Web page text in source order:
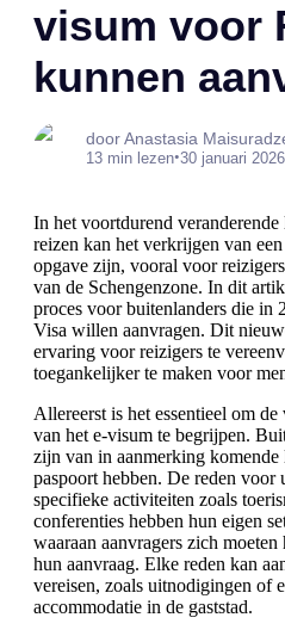
visum voor
kunnen
door Anastasia
13 min lezen•30 januari 2026
In het voortdurend
reizen kan het verkrijgen van
opgave zijn, vooral voor
van de Schengenzone. In dit
proces voor buitenlanders die in
Visa willen aanvragen. Dit
ervaring voor reizigers te
toegankelijker te maken voor
Allereerst is het essentieel om
van het e-visum te begrijpen.
zijn van in aanmerking komende
paspoort hebben. De reden
specifieke activiteiten zoals
conferenties hebben hun eigen
waaraan aanvragers zich
hun aanvraag. Elke reden kan
vereisen, zoals uitnodigingen of
accommodatie in de gaststad.